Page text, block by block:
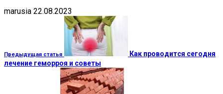
marusia 22.08.2023
Предыдущая статья
Как проводится сегодня
лечение геморроя и советы